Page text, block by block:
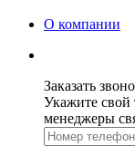
О компании
Заказать
Укажите
менеджеры